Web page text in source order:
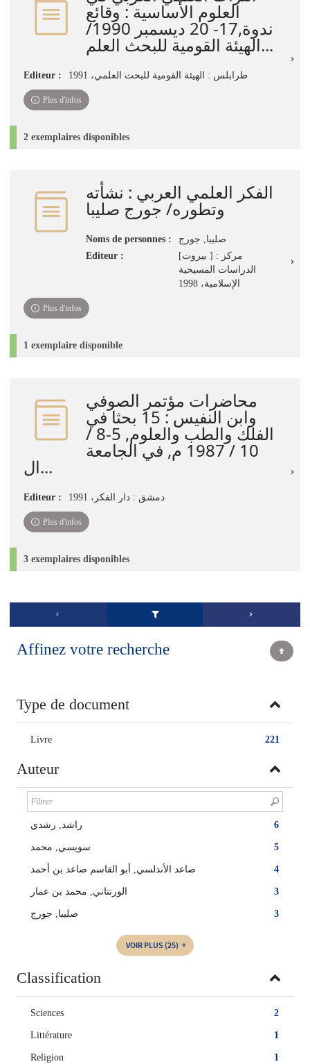
العلوم الأساسية : وقائع
ندوة,17- 20 ديسمبر 1990/
الهيئة القومية للبحث العلم...
Editeur : طرابلس : الهيئة القومية للبحث العلمي، 1991
Plus d'infos
2 exemplaires disponibles
الفكر العلمي العربي : نشأته
وتطوره/ جورج صليبا
Noms de personnes :
صليبا, جورج
Editeur :
[بيروت ] : مركز
الدراسات المسيحية
الإسلامية، 1998
Plus d'infos
1 exemplaire disponible
محاضرات مؤتمر الصوفي
وابن النفيس : 15 بحثا في
الفلك والطب والعلوم, 5-8 /
10 / 1987 م, في الجامعة
ال...
Editeur : دمشق : دار الفكر، 1991
Plus d'infos
3 exemplaires disponibles
Affinez votre recherche
Type de document
221
Livre
Auteur
6 راشد, رشدي‏
5 سويسي, محمد
4 صاعد الأندلسي, أبو القاسم صاعد بن أحمد
3 الورتتاني, محمد بن عمار
3 صليبا, جورج
VOIR PLUS (25)
Classification
2
Sciences
1
Littérature
1
Religion